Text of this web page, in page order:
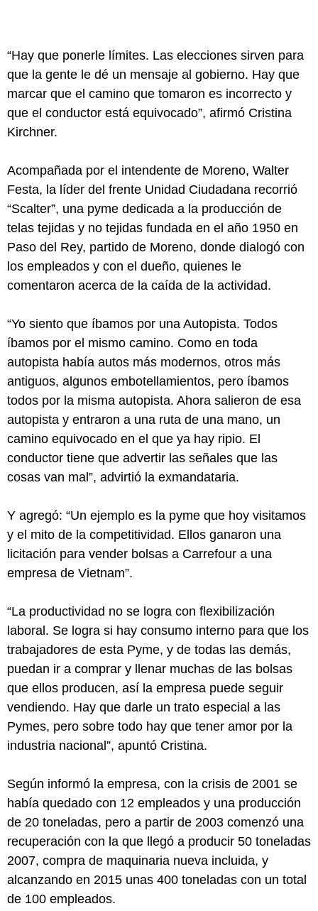
“Hay que ponerle límites. Las elecciones sirven para
que la gente le dé un mensaje al gobierno. Hay que
marcar que el camino que tomaron es incorrecto y
que el conductor está equivocado”, afirmó Cristina
Kirchner.
Acompañada por el intendente de Moreno, Walter
Festa, la líder del frente Unidad Ciudadana recorrió
“Scalter”, una pyme dedicada a la producción de
telas tejidas y no tejidas fundada en el año 1950 en
Paso del Rey, partido de Moreno, donde dialogó con
los empleados y con el dueño, quienes le
comentaron acerca de la caída de la actividad.
“Yo siento que íbamos por una Autopista. Todos
íbamos por el mismo camino. Como en toda
autopista había autos más modernos, otros más
antiguos, algunos embotellamientos, pero íbamos
todos por la misma autopista. Ahora salieron de esa
autopista y entraron a una ruta de una mano, un
camino equivocado en el que ya hay ripio. El
conductor tiene que advertir las señales que las
cosas van mal”, advirtió la exmandataria.
Y agregó: “Un ejemplo es la pyme que hoy visitamos
y el mito de la competitividad. Ellos ganaron una
licitación para vender bolsas a Carrefour a una
empresa de Vietnam”.
“La productividad no se logra con flexibilización
laboral. Se logra si hay consumo interno para que los
trabajadores de esta Pyme, y de todas las demás,
puedan ir a comprar y llenar muchas de las bolsas
que ellos producen, así la empresa puede seguir
vendiendo. Hay que darle un trato especial a las
Pymes, pero sobre todo hay que tener amor por la
industria nacional”, apuntó Cristina.
Según informó la empresa, con la crisis de 2001 se
había quedado con 12 empleados y una producción
de 20 toneladas, pero a partir de 2003 comenzó una
recuperación con la que llegó a producir 50 toneladas
2007, compra de maquinaria nueva incluida, y
alcanzando en 2015 unas 400 toneladas con un total
de 100 empleados.